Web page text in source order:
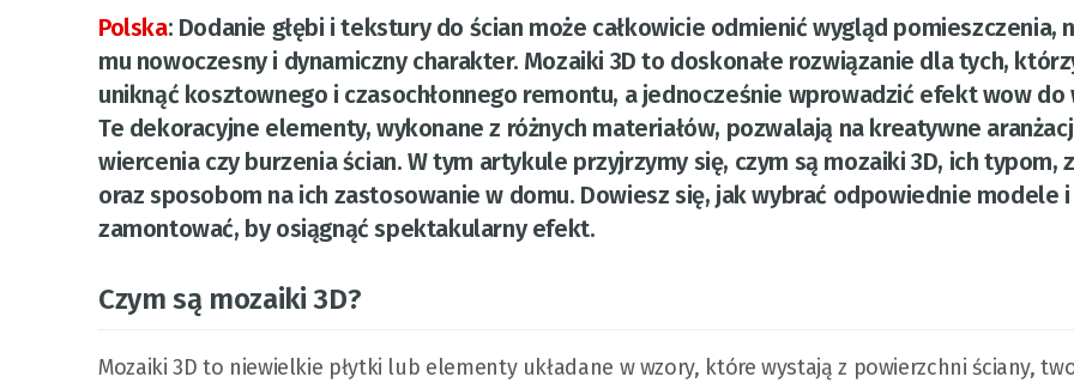
Polska: Dodanie głębi i tekstury do ścian może całkowicie odmienić wygląd pomieszczenia,
mu nowoczesny i dynamiczny charakter. Mozaiki 3D to doskonałe rozwiązanie dla tych,
uniknąć kosztownego i czasochłonnego remontu, a jednocześnie wprowadzić efekt wow do
Te dekoracyjne elementy, wykonane z różnych materiałów, pozwalają na kreatywne
wiercenia czy burzenia ścian. W tym artykule przyjrzymy się, czym są mozaiki 3D, ich typom,
oraz sposobom na ich zastosowanie w domu. Dowiesz się, jak wybrać odpowiednie modele
zamontować, by osiągnąć spektakularny efekt.
Czym są mozaiki 3D?
Mozaiki 3D to niewielkie płytki lub elementy układane w wzory, które wystają z powierzchni ściany,